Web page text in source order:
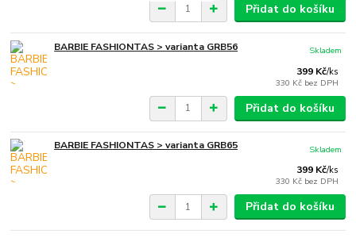
Přidat do košíku
BARBIE FASHIONTAS > varianta GRB56
399 Kč/ks
330 Kč bez DPH
Skladem
Přidat do košíku
BARBIE FASHIONTAS > varianta GRB65
399 Kč/ks
330 Kč bez DPH
Skladem
Přidat do košíku